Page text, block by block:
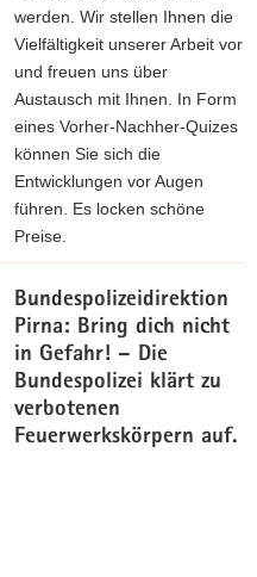
werden. Wir stellen Ihnen die
Vielfältigkeit unserer Arbeit vor
und freuen uns über
Austausch mit Ihnen. In Form
eines Vorher-Nachher-Quizes
können Sie sich die
Entwicklungen vor Augen
führen. Es locken schöne
Preise.
Bundespolizeidirektion
Pirna: Bring dich nicht
in Gefahr! – Die
Bundespolizei klärt zu
verbotenen
Feuerwerkskörpern auf.